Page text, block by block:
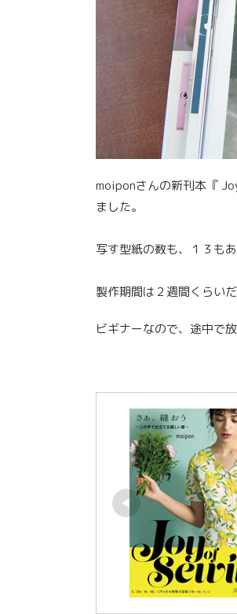
moiponさんの新刊本『
ました。
写す型紙の数も、１３も
製作期間は２週間くらい
ビギナーなので、途中で